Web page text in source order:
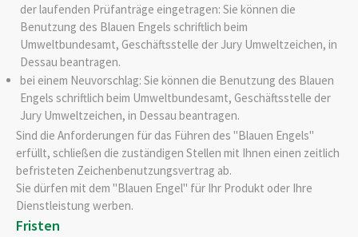
der laufenden Prüfanträge eingetragen: Sie können die
Benutzung des Blauen Engels schriftlich beim
Umweltbundesamt, Geschäftsstelle der Jury Umweltzeichen, in
Dessau beantragen.
bei einem Neuvorschlag: Sie können die Benutzung des Blauen
Engels schriftlich beim Umweltbundesamt, Geschäftsstelle der
Jury Umweltzeichen, in Dessau beantragen.
Sind die Anforderungen für das Führen des "Blauen Engels"
erfüllt, schließen die zuständigen Stellen mit Ihnen einen zeitlich
befristeten Zeichenbenutzungsvertrag ab.
Sie dürfen mit dem "Blauen Engel" für Ihr Produkt oder Ihre
Dienstleistung werben.
Fristen